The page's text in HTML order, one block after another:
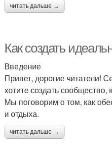
читать дальше →
Как создать
Введение
Привет, дорогие читатели!
хотите создать сообщество,
Мы поговорим о том, как
и отдыха.
читать дальше →